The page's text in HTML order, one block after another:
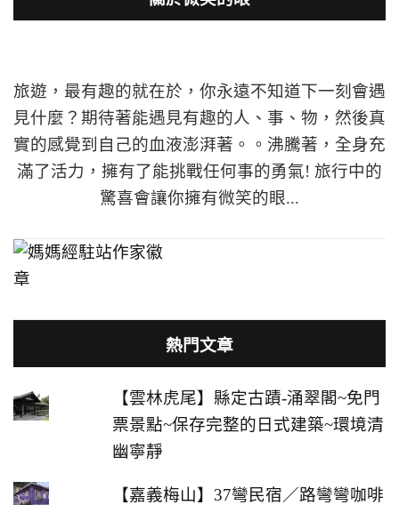
旅遊，最有趣的就在於，你永遠不知道下一刻會遇
見什麼？期待著能遇見有趣的人、事、物，然後真
實的感覺到自己的血液澎湃著。。沸騰著，全身充
滿了活力，擁有了能挑戰任何事的勇氣! 旅行中的
驚喜會讓你擁有微笑的眼...
熱門文章
【雲林虎尾】縣定古蹟-涌翠閣~免門
票景點~保存完整的日式建築~環境清
幽寧靜
【嘉義梅山】37彎民宿／路彎彎咖啡